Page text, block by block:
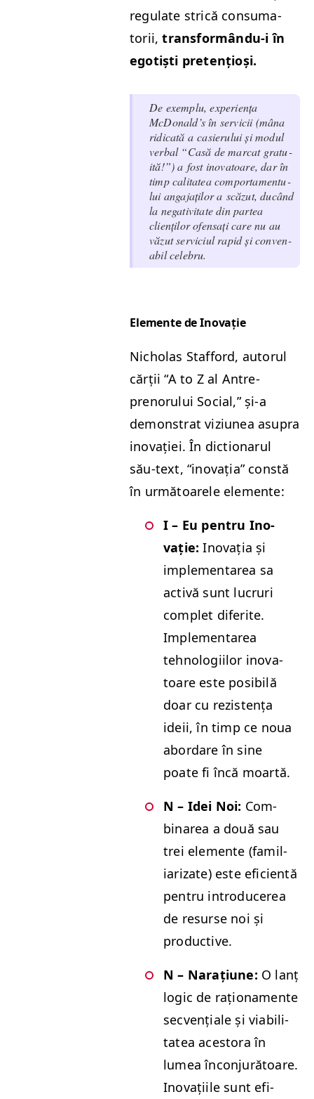
reg­u­late strică con­suma­
torii,transformându‑i în
egotiști pretențioși.
De exem­plu, expe­riența
McDon­ald’s în ser­vicii (mâna
ridi­cată a casieru­lui și mod­ul
ver­bal “Casă de mar­cat gra­tu­
ită!”) a fost ino­va­toare, dar în
timp cal­i­tatea com­por­ta­men­tu­
lui anga­jaților a scăzut, ducând
la neg­a­tiv­i­tate din partea
clienților ofen­sați care nu au
văzut ser­vi­ci­ul rapid și con­ven­
abil celebru.
Ele­mente de Inovație
Nicholas Stafford, autorul
cărții“A to Z al Antre­
prenoru­lui Social,” și‑a
demon­strat viz­iunea asupra
ino­vației. În dic­tio­narul
său-text, “ino­vația” con­stă
în urmă­toarele elemente:
I – Eu pen­tru Ino­
vație:Ino­vația și
imple­mentarea sa
activă sunt lucruri
com­plet diferite.
Imple­mentarea
tehnologi­ilor ino­va­
toare este posi­bilă
doar cu rezis­tența
ideii, în timp ce noua
abor­dare în sine
poate fi încă moartă.
N – Idei Noi: Com­
bina­rea a două sau
trei ele­mente (famil­
iar­izate) este efi­cien­tă
pen­tru intro­duc­erea
de resurse noi și
productive.
N – Narați­une: O lanț
log­ic de rațion­a­mente
secvențiale și via­bil­i­
tatea aces­to­ra în
lumea încon­jură­toare.
Ino­vați­ile sunt efi­